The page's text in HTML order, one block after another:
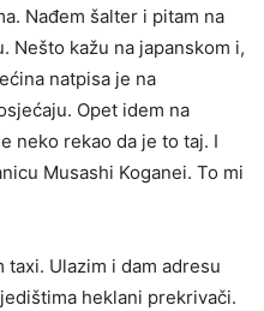
Nađem šalter i pitam na
Nešto kažu na japanskom i,
natpisa je na
Opet idem na
neko rekao da je to taj. I
Musashi Koganei. To mi
taxi. Ulazim i dam adresu
heklani prekrivači.